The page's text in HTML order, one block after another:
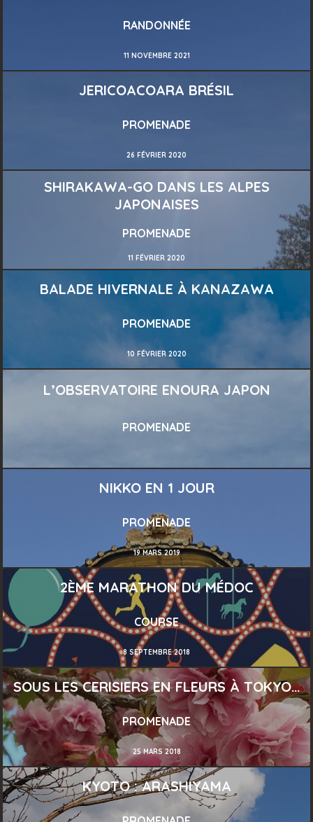
RANDONNÉE
11 NOVEMBRE 2021
JERICOACOARA BRÉSIL
PROMENADE
26 FÉVRIER 2020
SHIRAKAWA-GO DANS LES ALPES
JAPONAISES
PROMENADE
11 FÉVRIER 2020
BALADE HIVERNALE À KANAZAWA
PROMENADE
10 FÉVRIER 2020
L’OBSERVATOIRE ENOURA JAPON
PROMENADE
NIKKO EN 1 JOUR
PROMENADE
19 MARS 2019
2ÈME MARATHON DU MÉDOC
COURSE
8 SEPTEMBRE 2018
SOUS LES CERISIERS EN FLEURS À TOKYO…
PROMENADE
25 MARS 2018
KYOTO : ARASHIYAMA